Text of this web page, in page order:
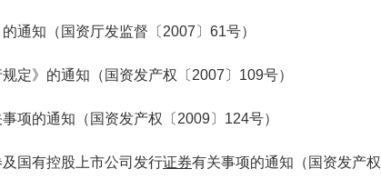
知（国资厅发监督〔2007〕61号）
》的通知（国资发产权〔2007〕109号）
的通知（国资发产权〔2009〕124号）
国有控股上市公司发行证券有关事项的通知（国资发产权